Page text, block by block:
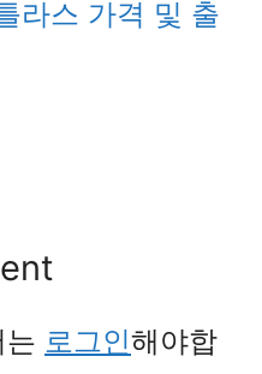
라스 가격 및 출
로그인해야합